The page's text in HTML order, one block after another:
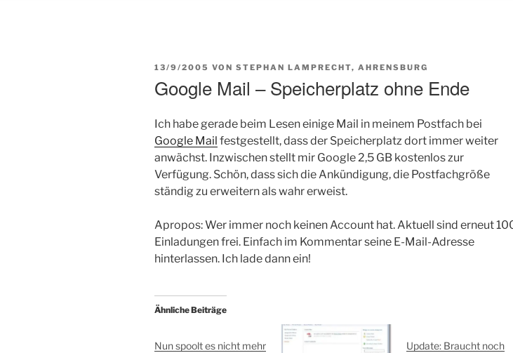
VERÖFFENTLICHT
13/9/2005 VON STEPHAN LAMPRECHT, AHRENSBURG
Google Mail – Speicherplatz ohne Ende
Ich habe gerade beim Lesen einige Mail in meinem Postfach bei
Google Mail festgestellt, dass der Speicherplatz dort immer weiter
anwächst. Inzwischen stellt mir Google 2,5 GB kostenlos zur
Verfügung. Schön, dass sich die Ankündigung, die Postfachgröße
ständig zu erweitern als wahr erweist.
Apropos: Wer immer noch keinen Account hat. Aktuell sind erneut
Einladungen frei. Einfach im Kommentar seine E-Mail-Adresse
hinterlassen. Ich lade dann ein!
Ähnliche Beiträge
Nun spoolt es nicht mehr
Update: Braucht noch